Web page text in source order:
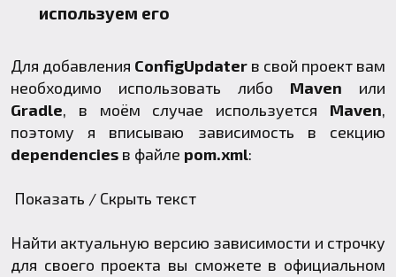
используем его
Для добавления ConfigUpdater в свой проект вам
необходимо использовать либо Maven или
Gradle, в моём случае используется Maven,
поэтому я вписываю зависимость в секцию
dependencies в файле pom.xml:
Показать / Скрыть текст
Найти актуальную версию зависимости и строчку
для своего проекта вы сможете в официальном